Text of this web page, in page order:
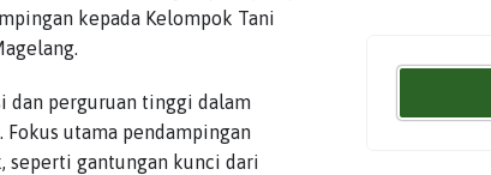
kepada Kelompok Tani
dan perguruan tinggi dalam
utama pendampingan
seperti gantungan kunci dari